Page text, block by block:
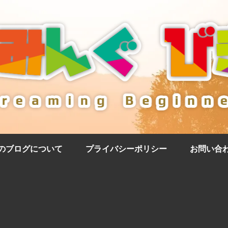
ブログについて プライバシーポリシー お問い合